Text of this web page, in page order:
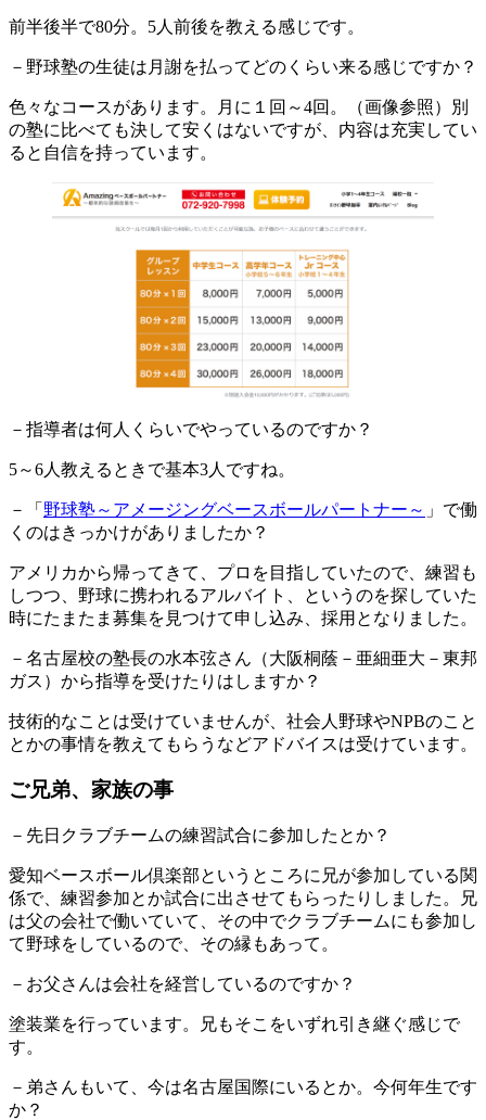
前半後半で80分。5人前後を教える感じです。
－野球塾の生徒は月謝を払ってどのくらい来る感じですか？
色々なコースがあります。月に１回～4回。（画像参照）別
の塾に比べても決して安くはないですが、内容は充実してい
ると自信を持っています。
－指導者は何人くらいでやっているのですか？
5～6人教えるときで基本3人ですね。
－「 野球塾～アメージングベースボールパートナー～ 」で働
くのはきっかけがありましたか？
アメリカから帰ってきて、プロを目指していたので、練習も
しつつ、野球に携われるアルバイト、というのを探していた
時にたまたま募集を見つけて申し込み、採用となりました。
－名古屋校の塾長の水本弦さん（大阪桐蔭－亜細亜大－東邦
ガス）から指導を受けたりはしますか？
技術的なことは受けていませんが、社会人野球やNPBのこと
とかの事情を教えてもらうなどアドバイスは受けています。
ご兄弟、家族の事
－先日クラブチームの練習試合に参加したとか？
愛知ベースボール倶楽部というところに兄が参加している関
係で、練習参加とか試合に出させてもらったりしました。兄
は父の会社で働いていて、その中でクラブチームにも参加し
て野球をしているので、その縁もあって。
－お父さんは会社を経営しているのですか？
塗装業を行っています。兄もそこをいずれ引き継ぐ感じで
す。
－弟さんもいて、今は名古屋国際にいるとか。今何年生です
か？